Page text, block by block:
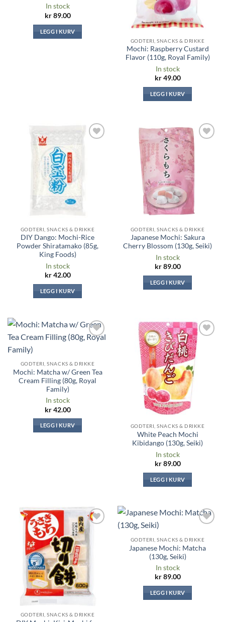
In stock
kr89.00
LEGG I KURV
GODTERI, SNACKS & DRIKKE
Mochi: Raspberry Custard
Flavor (110g, Royal Family)
In stock
kr49.00
LEGG I KURV
Legg til i
GODTERI, SNACKS & DRIKKE
DIY Dango: Mochi-Rice
Powder Shiratamako (85g,
King Foods)
In stock
kr42.00
LEGG I KURV
Legg til i
ønskeliste
GODTERI, SNACKS & DRIKKE
Japanese Mochi: Sakura
Cherry Blossom (130g, Seiki)
In stock
kr89.00
LEGG I KURV
Legg til i
GODTERI, SNACKS & DRIKKE
Mochi: Matcha w/ Green Tea
Cream Filling (80g, Royal
Family)
In stock
kr42.00
LEGG I KURV
Legg til i
ønskeliste
GODTERI, SNACKS & DRIKKE
White Peach Mochi
Kibidango (130g, Seiki)
In stock
kr89.00
LEGG I KURV
Legg til i
ønskeliste
GODTERI, SNACKS & DRIKKE
ønskeliste
GODTERI, SNACKS & DRIKKE
Japanese Mochi: Matcha
(130g, Seiki)
In stock
kr89.00
LEGG I KURV